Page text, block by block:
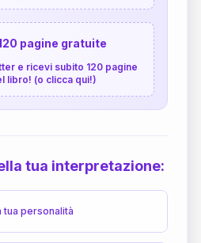
pagine gratuite
e ricevi subito 120 pagine
libro! (o clicca qui!)
tua interpretazione:
tua personalità